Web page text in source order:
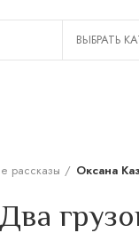
рассказы Оксана